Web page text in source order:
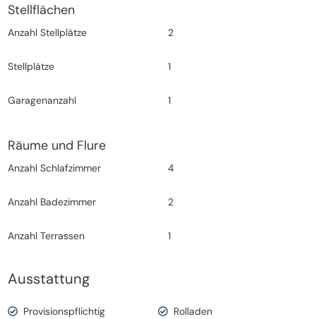
Stellflächen
Anzahl Stellplätze 2
Stellplätze 1
Garagenanzahl 1
Räume und Flure
Anzahl Schlafzimmer 4
Anzahl Badezimmer 2
Anzahl Terrassen 1
Ausstattung
Provisionspflichtig Rolladen